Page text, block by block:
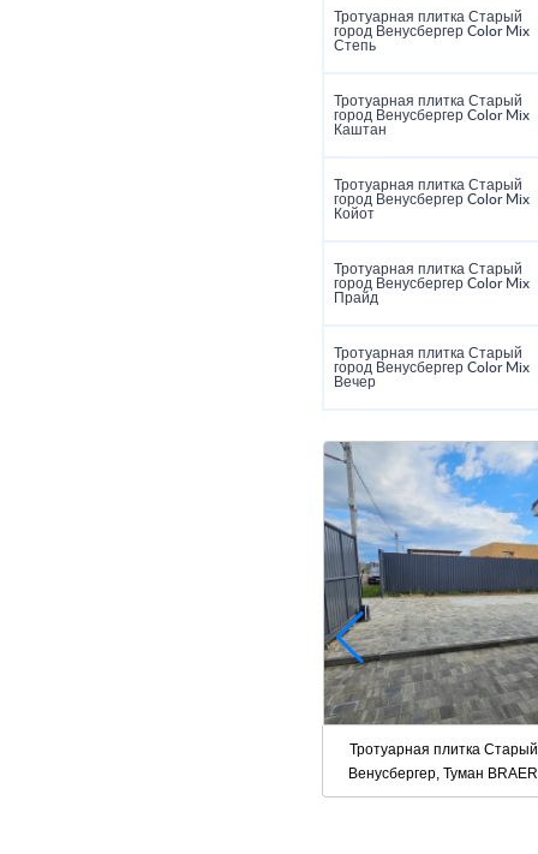
Тротуарная плитка Старый
город Венусбергер Color Mix
Степь
Тротуарная плитка Старый
город Венусбергер Color Mix
Каштан
Тротуарная плитка Старый
город Венусбергер Color Mix
Койот
Тротуарная плитка Старый
город Венусбергер Color Mix
Прайд
Тротуарная плитка Старый
город Венусбергер Color Mix
Вечер
Тротуарная плитка
Венусбергер, Туман